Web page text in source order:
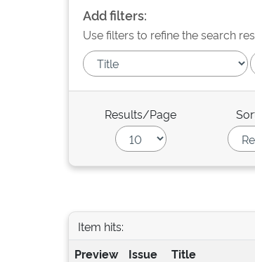
Add filters:
Use filters to refine the search
Results/Page
Item hits:
Preview
Issue
Title